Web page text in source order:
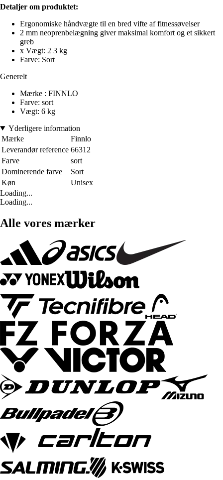
Detaljer om produktet:
Ergonomiske håndvægte til en bred vifte af fitnessøvelser
2 mm neoprenbelægning giver maksimal komfort og et sikkert
greb
x Vægt: 2 3 kg
Farve: Sort
Generelt
Mærke : FINNLO
Farve: sort
Vægt: 6 kg
Yderligere information
Mærke
Finnlo
Leverandør reference 66312
Farve
sort
Dominerende farve
Sort
Køn
Unisex
Loading...
Loading...
Alle vores mærker